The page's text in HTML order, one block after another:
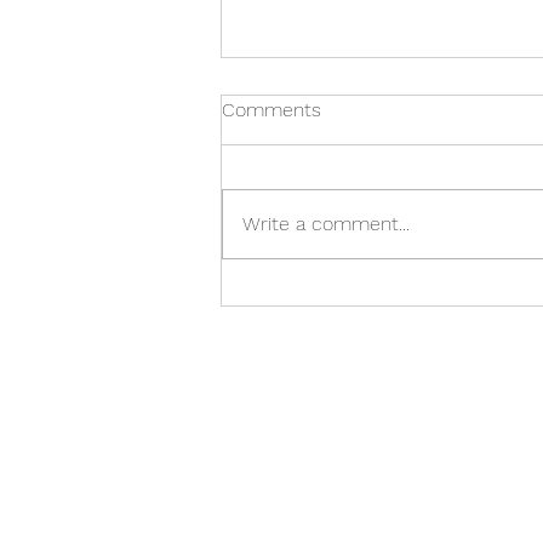
Comments
Write a comment...